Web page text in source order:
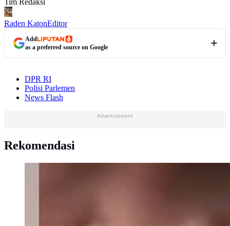
Tim Redaksi
Raden KatonEditor
Add
as a preferred source on Google
DPR RI
Polisi Parlemen
News Flash
Advertisement
Rekomendasi